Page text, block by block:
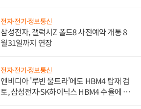
전자·전기·정보통신
삼성전자, 갤럭시Z 폴드8 사전예약 개통 8
월31일까지 연장
전자·전기·정보통신
엔비디아 '루빈 울트라'에도 HBM4 탑재 검
토, 삼성전자·SK하이닉스 HBM4 수율에 주